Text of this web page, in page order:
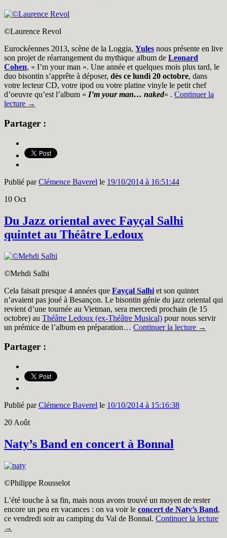
©Laurence Revol
Eurockéennes 2013, scène de la Loggia, Yules nous présente en live
son projet de réarrangement du mythique album de Leonard
Cohen, « I’m your man ». Une année et quelques mois plus tard, le
duo bisontin s’apprête à déposer, dès ce lundi 20 octobre, dans
votre lecteur CD, votre ipod ou votre platine vinyle le petit chef
d’oeuvre qu’est l’album « I’m your man… naked« . Continuer la
lecture →
Partager :
Publié parClémence Baverel le 19/10/2014 à 16:51:44
10 Oct
Du Jazz oriental avec Fayçal Salhi
quintet au Théâtre Ledoux
©Mehdi Salhi
Cela faisait presque 4 années que Fayçal Salhi et son quintet
n’avaient pas joué à Besançon. Le bisontin génie du jazz oriental qui
revient d’une tournée au Vietman, sera mercredi prochain (le 15
octobre) au Théâtre Ledoux (ex-Théâtre Musical) pour nous servir
un prémice de l’album en préparation… Continuer la lecture →
Partager :
Publié parClémence Baverel le 10/10/2014 à 15:16:38
20 Août
Naty’s Band en concert à Bonnal
©Philippe Rousselot
L’été touche à sa fin, mais nous avons trouvé un moyen de rester
encore un peu en vacances : on va voir le concert de Naty’s Band,
ce vendredi soir au camping du Val de Bonnal. Continuer la lecture
→